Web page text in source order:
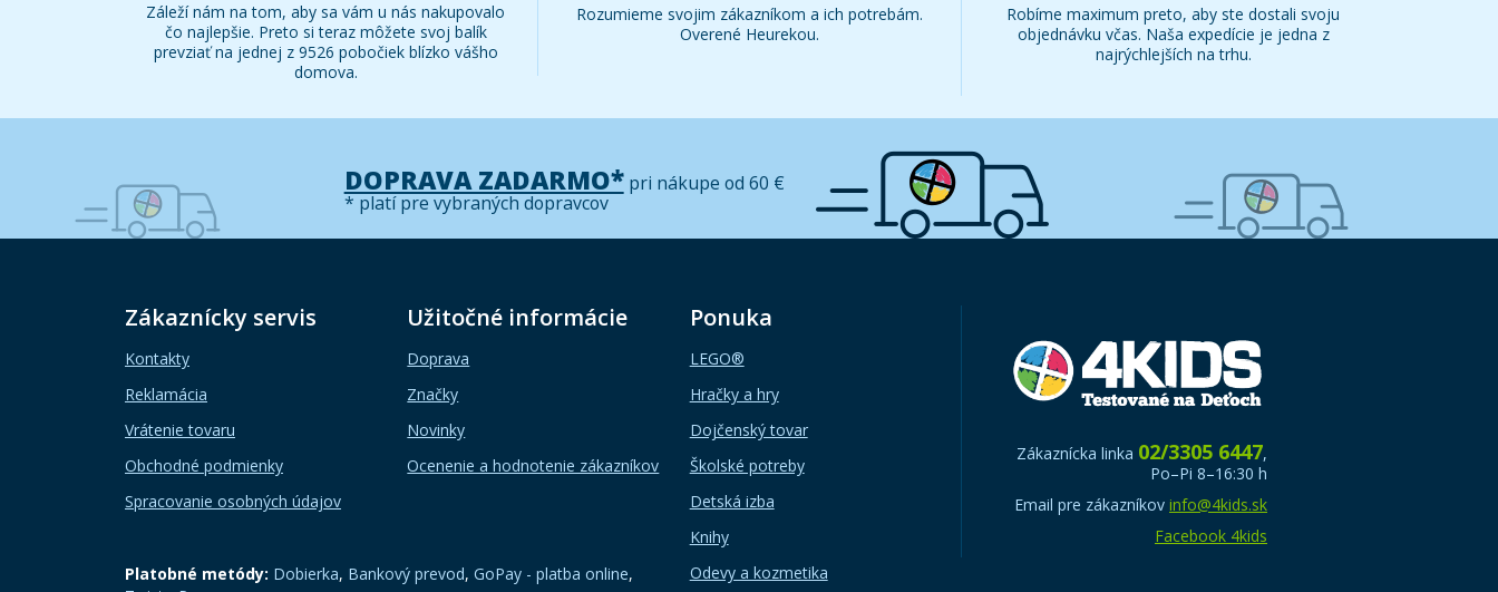
Záleží nám na tom, aby sa vám u nás nakupovalo
čo najlepšie. Preto si teraz môžete svoj balík
prevziať na jednej z 9526 pobočiek blízko vášho
domova.
Rozumieme svojim zákazníkom a ich potrebám.
Overené Heurekou.
Robíme maximum preto, aby ste dostali svoju
objednávku včas. Naša expedície je jedna z
najrýchlejších na trhu.
DOPRAVA ZADARMO*pri nákupe od 60 €
* platí pre vybraných dopravcov
Zákaznícky servis
Kontakty
Reklamácia
Vrátenie tovaru
Obchodné podmienky
Spracovanie osobných údajov
Užitočné informácie
Doprava
Značky
Novinky
Ocenenie a hodnotenie zákazníkov
Ponuka
LEGO®
Hračky a hry
Dojčenský tovar
Školské potreby
Detská izba
Knihy
Odevy a kozmetika
Platobné metódy: Dobierka, Bankový prevod, GoPay - platba online,
Zákaznícka linka 02/3305 6447,
Po–Pi 8–16:30 h
Email pre zákazníkov info@4kids.sk
Facebook 4kids